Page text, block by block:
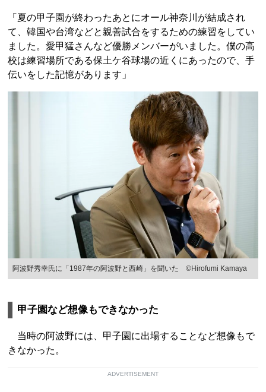
「夏の甲子園が終わったあとにオール神奈川が結成され
て、韓国や台湾などと親善試合をするための練習をしてい
ました。愛甲猛さんなど優勝メンバーがいました。僕の高
校は練習場所である保土ケ谷球場の近くにあったので、手
伝いをした記憶があります」
阿波野秀幸氏に「1987年の阿波野と西崎」を聞いた ©Hirofumi Kamaya
甲子園など想像もできなかった
当時の阿波野には、甲子園に出場することなど想像もで
きなかった。
ADVERTISEMENT